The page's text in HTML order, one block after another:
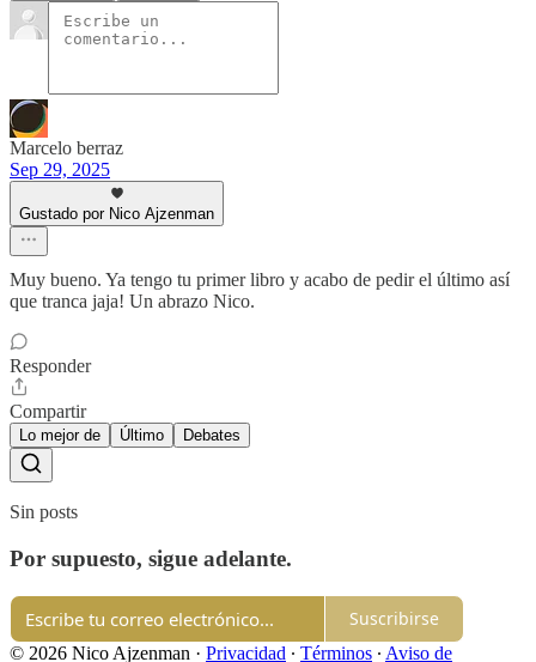
Marcelo berraz
Sep 29, 2025
Gustado por Nico Ajzenman
Muy bueno. Ya tengo tu primer libro y acabo de pedir el último así
que tranca jaja! Un abrazo Nico.
Responder
Compartir
Lo mejor de Último Debates
Sin posts
Por supuesto, sigue adelante.
Suscribirse
© 2026 Nico Ajzenman · Privacidad ∙ Términos ∙ Aviso de